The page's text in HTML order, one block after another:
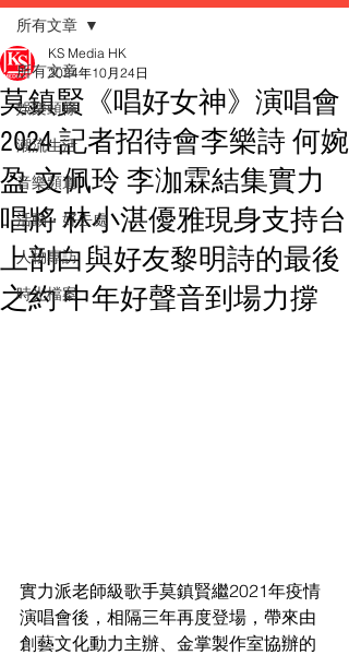
所有文章
娛樂頭條
潮流生活
音樂頻道
活動・好去處
人物專訪
時光檔案
所有文章
莫鎮賢《唱好女神》演唱會
2024 記者招待會李樂詩 何婉
盈 文佩玲 李泇霖結集實力
唱將 林小湛優雅現身支持台
上剖白與好友黎明詩的最後
之約 中年好聲音到場力撐
KS Media HK
2024年10月24日
實力派老師級歌手莫鎮賢繼2021年疫情
演唱會後，相隔三年再度登場，帶來由
創藝文化動力主辦、金掌製作室協辦的